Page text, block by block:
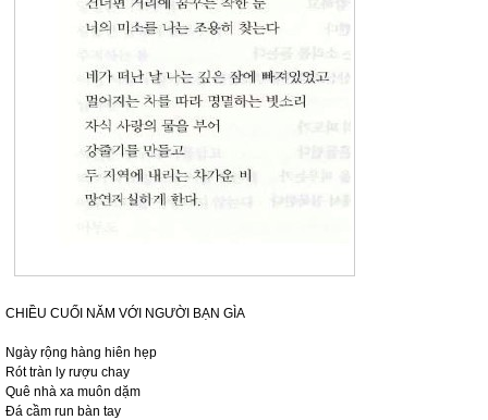
CHIỀU CUỐI NĂM VỚI NGƯỜI BẠN GÌA
Ngày rộng hàng hiên hẹp
Rót tràn ly rượu chay
Quê nhà xa muôn dặm
Đá cầm run bàn tay